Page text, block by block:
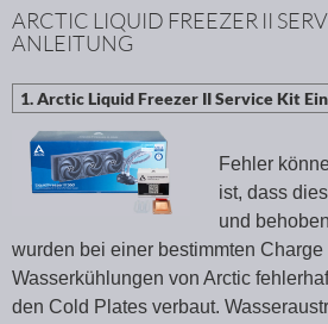
ARCTIC LIQUID FREEZER II
ANLEITUNG
Fehler
ist, dass
und
wurden bei einer bestimmten Charge
Wasserkühlungen von Arctic
den Cold Plates verbaut.